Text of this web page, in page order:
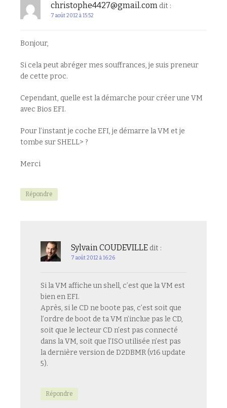
christophe4427@gmail.com dit :
7 août 2012 à 15:52
Bonjour,
Si cela peut abréger mes souffrances, je suis preneur
de cette proc.
Cependant, quelle est la démarche pour créer une VM
avec Bios EFI.
Pour l’instant je coche EFI, je démarre la VM et je
tombe sur SHELL> ?
Merci
Répondre
Sylvain COUDEVILLE dit :
7 août 2012 à 16:26
Si la VM affiche un shell, c’est que la VM est
bien en EFI.
Après, si le CD ne boote pas, c’est soit que
l’ordre de boot de ta VM n’inclue pas le CD,
soit que le lecteur CD n’est pas connecté
dans la VM, soit que l’ISO utilisée n’est pas
la dernière version de D2DBMR (v16 update
5).
Répondre